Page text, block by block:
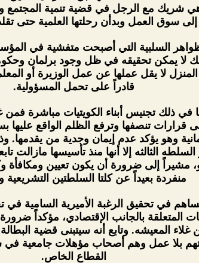
شريك مع الرجل في قضية تنمية المجتمع
سوق العمل وبدأن رحلتها العلمية حتى
السلبية التي أصبحت متفشية في
ذلك لا يمكن تحقيقه في ظل وجود برلمان
لا يقل عملها عن عمل الوزيرة أو
قادراً على تحمل المسؤولية.
في ذلك تجنيس أبناء الكويتيات مباشرة
إلى قرارات تنصفها وترفع الظلم الواقع
وهو يؤكد عدم إيمان وجدية من
الثالثه إلا أنها منذ تأسيسها
مشيراً إلى ضرورة أن يكون تعيين ومكافأة
منفردة بعيداً عن كلتا السلطتين التشريعية
في تحقيق الرغبة الأميرية السامية في
بالجانب الإقتصادي، مؤكداً
بلا عمل وهم أصحاب مؤهلات جامعية
القطاع الخاص.